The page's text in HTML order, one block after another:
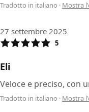
Tradotto in italiano · Mostra
27 settembre 2025
5
Eli
Veloce e preciso, con
Tradotto in italiano · Mostra